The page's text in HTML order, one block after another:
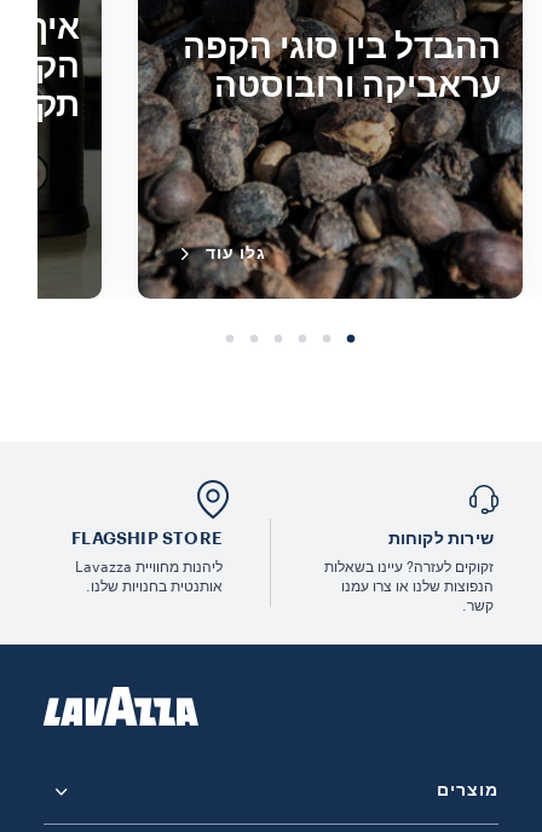
ההבדל בין סוגי הקפה
עראביקה ורובוסטה
גלו עוד
איך
שירות לקוחות
זקוקים לעזרה? עיינו בשאלות
הנפוצות שלנו או צרו עמנו
קשר.
FLAGSHIP STORE
ליהנות מחוויית Lavazza
אותנטית בחנויות שלנו.
מוצרים